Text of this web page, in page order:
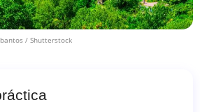
/ Shutterstock